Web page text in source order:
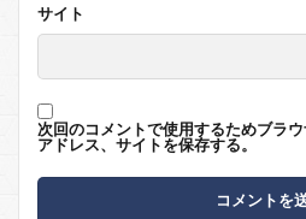
サイト
次回のコメントで使用するためブラ
アドレス、サイトを保存する。